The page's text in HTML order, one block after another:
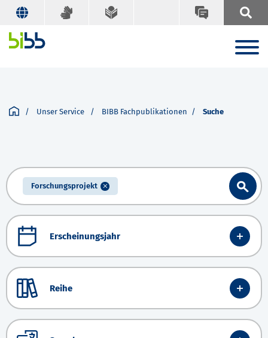
Unser Service BIBB Fachpublikationen Suche
Forschungsprojekt
Erscheinungsjahr
Reihe